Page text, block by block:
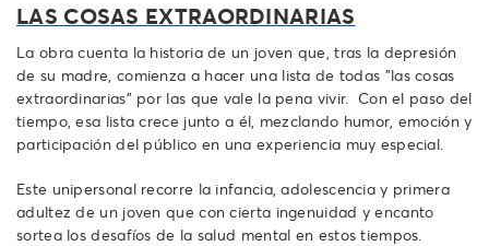
LAS COSAS EXTRAORDINARIAS
La obra cuenta la historia de un joven que, tras la depresión
de su madre, comienza a hacer una lista de todas "las cosas
extraordinarias" por las que vale la pena vivir. Con el paso del
tiempo, esa lista crece junto a él, mezclando humor, emoción y
participación del público en una experiencia muy especial.
Este unipersonal recorre la infancia, adolescencia y primera
adultez de un joven que con cierta ingenuidad y encanto
sortea los desafíos de la salud mental en estos tiempos.